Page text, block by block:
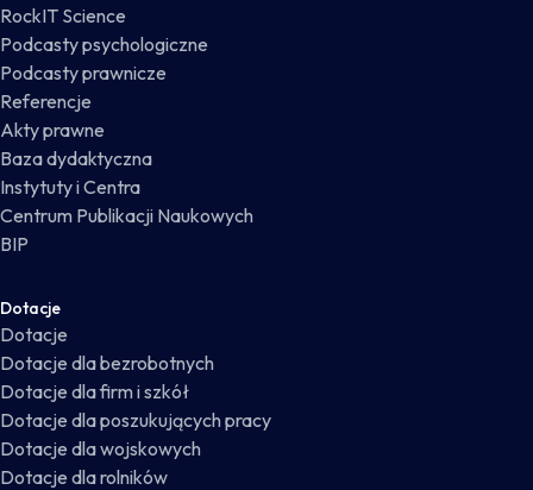
RockIT Science
Podcasty psychologiczne
Podcasty prawnicze
Referencje
Akty prawne
Baza dydaktyczna
Instytuty i Centra
Centrum Publikacji Naukowych
BIP
Dotacje
Dotacje
Dotacje dla bezrobotnych
Dotacje dla firm i szkół
Dotacje dla poszukujących pracy
Dotacje dla wojskowych
Dotacje dla rolników